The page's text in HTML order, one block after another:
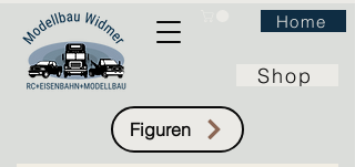
Home
Shop
Figuren